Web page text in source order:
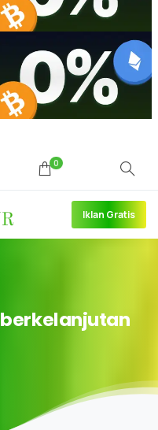
0
Iklan Gratis
berkelanjutan